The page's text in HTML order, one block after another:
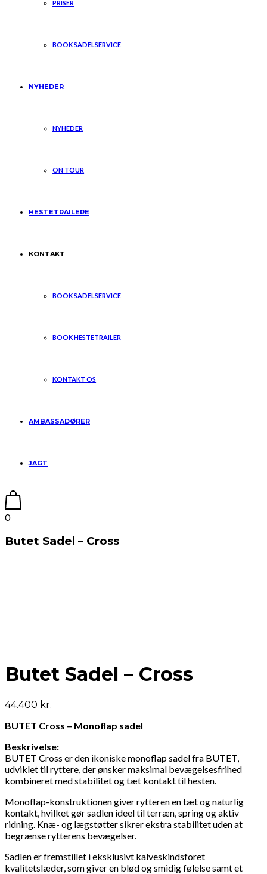
PRISER
BOOK SADELSERVICE
NYHEDER
NYHEDER
ON TOUR
HESTETRAILERE
KONTAKT
BOOK SADELSERVICE
BOOK HESTETRAILER
KONTAKT OS
AMBASSADØRER
JAGT
0
Butet Sadel – Cross
Butet Sadel – Cross
44.400 kr.
BUTET Cross – Monoflap sadel
Beskrivelse:
BUTET Cross er den ikoniske monoflap sadel fra BUTET,
udviklet til ryttere, der ønsker maksimal bevægelsesfrihed
kombineret med stabilitet og tæt kontakt til hesten.
Monoflap-konstruktionen giver rytteren en tæt og naturlig
kontakt, hvilket gør sadlen ideel til terræn, spring og aktiv
ridning. Knæ- og lægstøtter sikrer ekstra stabilitet uden at
begrænse rytterens bevægelser.
Sadlen er fremstillet i eksklusivt kalveskindsforet
kvalitetslæder, som giver en blød og smidig følelse samt et